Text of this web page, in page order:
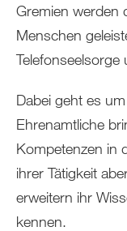
Gremien werden
Menschen
Dabei geht es
Ehrenamtliche
Kompetenzen in
ihrer Tätigkeit
erweitern ihr
kennen.